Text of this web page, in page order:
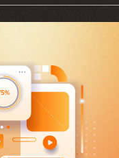
hiểu ngay sau đây